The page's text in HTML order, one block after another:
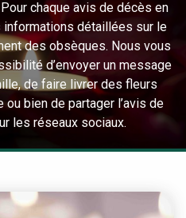
chaque avis de décès en
détaillées sur le
des obsèques. Nous vous
d’envoyer un message
de faire livrer des fleurs
bien de partager l’avis de
les réseaux sociaux.